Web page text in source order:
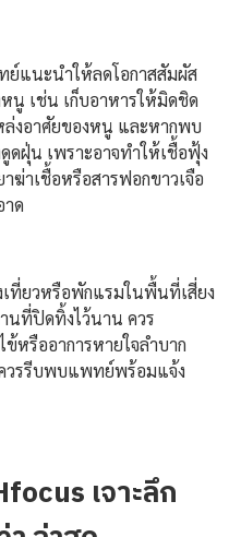
นะนำให้ลดโอกาสสัมผัส
เช่น เก็บอาหารให้มิดชิด
งอาศัยของหนู และหากพบ
ดฝุ่น เพราะอาจทำให้เชื้อฟุ้ง
ฆ่าเชื้อหรือสารฟอกขาวเจือ
าด
ยวหรือพักแรมในพื้นที่เสี่ยง
นที่ปิดทิ้งไว้นาน ควร
หรืออาการหายใจลำบาก
วรรีบพบแพทย์พร้อมแจ้ง
เจาะลึก